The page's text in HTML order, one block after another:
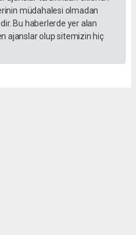
müdahalesi olmadan
Bu haberlerde yer alan
ajanslar olup sitemizin hiç